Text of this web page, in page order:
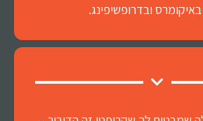
ובדרופשיפינג.